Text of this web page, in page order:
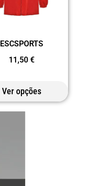
ESCSPORTS
11,50 €
Ver opções